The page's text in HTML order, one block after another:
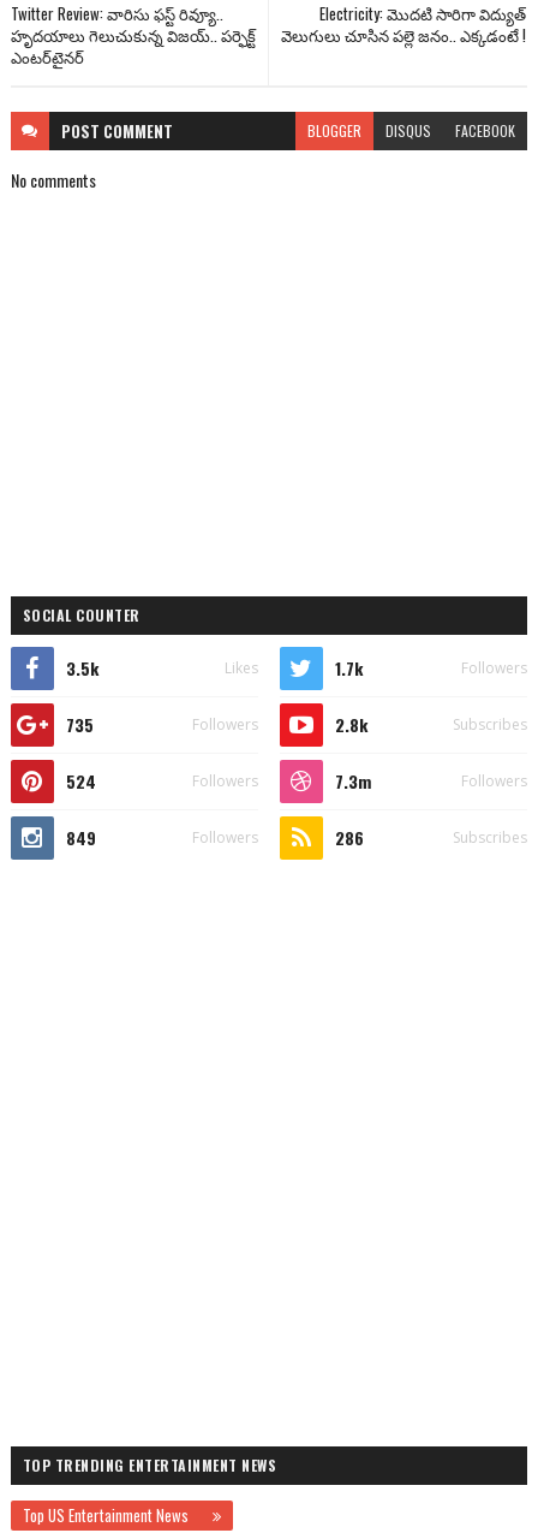
Electricity: మెుదటి సారిగా విద్యుత్
వెలుగులు చూసిన పల్లె జనం.. ఎక్కడంటే !
Twitter Review: వారిసు ఫస్ట్ రివ్యూ..
హృదయాలు గెలుచుకున్న విజయ్.. పర్ఫెక్ట్
ఎంటర్‌టైనర్
POST COMMENT BLOGGER DISQUS FACEBOOK
No comments
SOCIAL COUNTER
3.5k Likes 1.7k Followers
735 Followers 2.8k Subscribes
524 Followers 7.3m Followers
849 Followers 286 Subscribes
TOP TRENDING ENTERTAINMENT NEWS
Top US Entertainment News